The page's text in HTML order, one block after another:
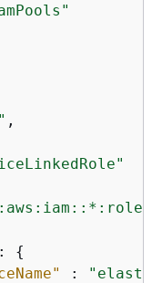
,
{
: